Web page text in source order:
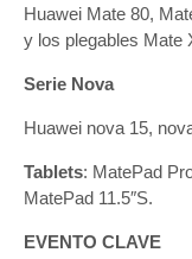
Huawei Mate 80,
y los plegables Mate
Serie Nova
Huawei nova 15,
Tablets: MatePad
MatePad 11.5″S.
EVENTO CLAVE